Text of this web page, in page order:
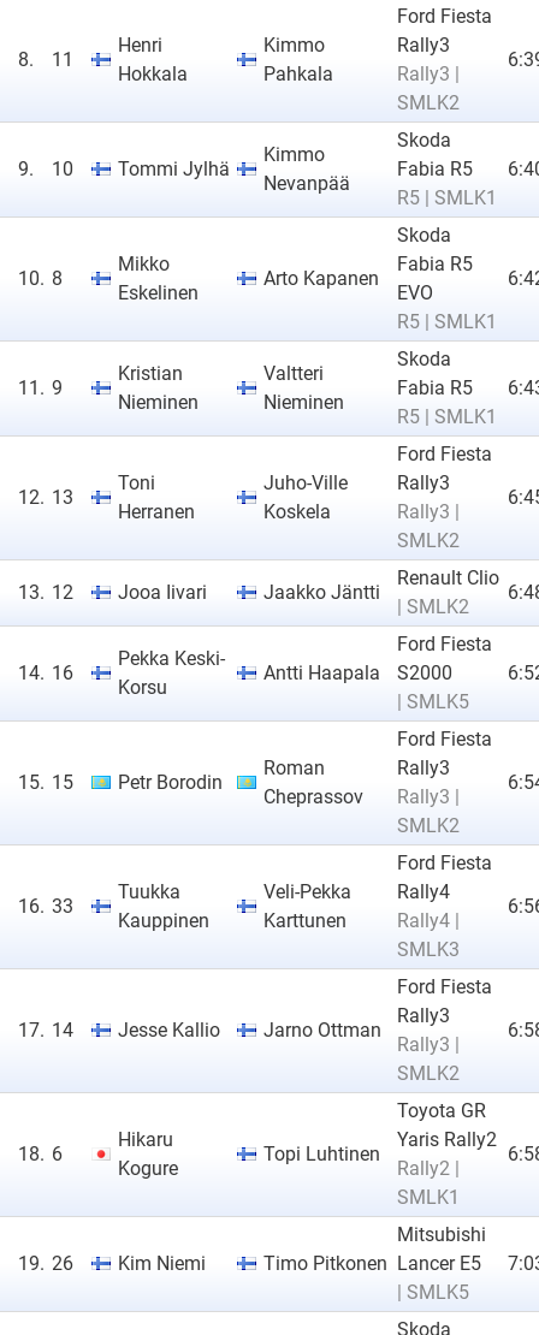
8. 11
Henri
Hokkala
Kimmo
Pahkala
Ford Fiesta
Rally3
Rally3 |
SMLK2
9. 10 Tommi Jylhä
Kimmo
Nevanpää
Skoda
Fabia R5
R5 | SMLK1
10. 8
Mikko
Eskelinen
Arto Kapanen
Skoda
Fabia R5
EVO
R5 | SMLK1
11. 9
Kristian
Nieminen
Valtteri
Nieminen
Skoda
Fabia R5
R5 | SMLK1
12. 13
Toni
Herranen
Juho-Ville
Koskela
Ford Fiesta
Rally3
Rally3 |
SMLK2
13. 12 Jooa Iivari Jaakko Jäntti
Renault Clio
| SMLK2
14. 16
Pekka Keski-
Korsu
Antti Haapala
Ford Fiesta
S2000
| SMLK5
15. 15 Petr Borodin
Roman
Cheprassov
Ford Fiesta
Rally3
Rally3 |
SMLK2
16. 33
Tuukka
Kauppinen
Veli-Pekka
Karttunen
Ford Fiesta
Rally4
Rally4 |
SMLK3
17. 14 Jesse Kallio Jarno Ottman
Ford Fiesta
Rally3
Rally3 |
SMLK2
18. 6
Hikaru
Kogure
Topi Luhtinen
Toyota GR
Yaris Rally2
Rally2 |
SMLK1
19. 26 Kim Niemi Timo Pitkonen
Mitsubishi
Lancer E5
| SMLK5
Skoda